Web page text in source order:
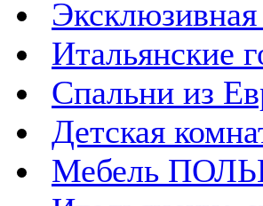
Итальянские
Спальни из
Детская
Мебель